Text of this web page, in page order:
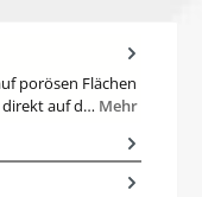
porösen Flächen
direkt auf d… Mehr